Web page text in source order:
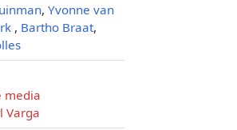
, Yvonne van
, Bartho Braat,
media
Varga